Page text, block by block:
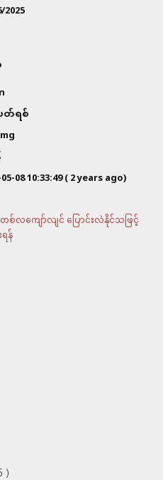
2025
ရစ်
08 10:33:49( 2 years ago)
လကျော်လျင် ပြောင်းလဲနိုင်သဖြင့်
န်
)